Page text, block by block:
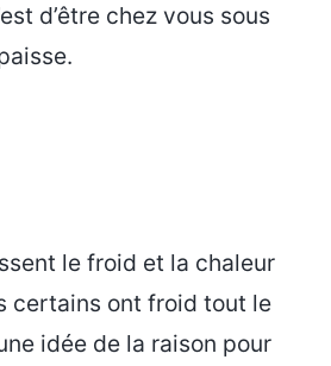
d’être chez vous sous
le froid et la chaleur
certains ont froid tout le
idée de la raison pour